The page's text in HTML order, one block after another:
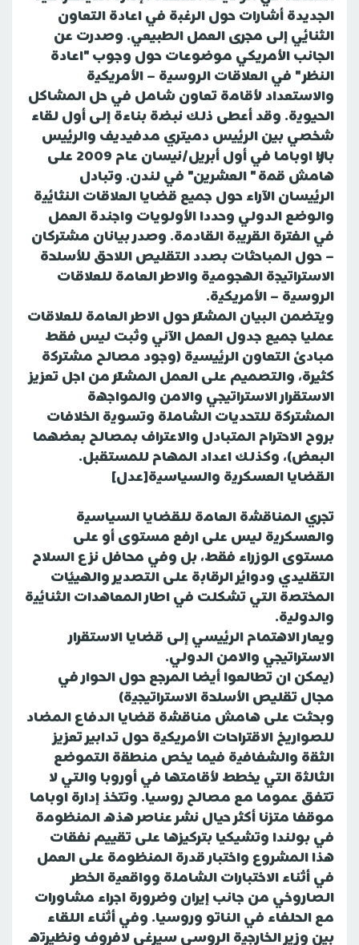
الجديدة أشارات حول الرغبة في اعادة التعاون
الثنائي إلى مجرى العمل الطبيعي. وصدرت عن
الجانب الأمريكي موضوعات حول وجوب "اعادة
النظر " في العلاقات الروسية – الأمريكية
والاستعداد لأقامة تعاون شامل في حل المشاكل
الحيوية. وقد أعطى ذلك نبضة بناءة إلى أول لقاء
شخصي بين الرئيس دميتري مدفيديف والرئيس
باراك اوباما في أول أبريل/نيسان عام 2009 على
هامش قمة " العشرين" في لندن. وتبادل
الرئيسان الآراء حول جميع قضايا العلاقات النثائية
والوضع الدولي وحددا الأولويات واجندة العمل
في الفترة القريبة القادمة. وصدر بيانان مشتركان
– حول المباحثات بصدد التقليص اللاحق للأسلحة
الاستراتيجة الهجومية والاطر العامة للعلاقات
الروسية – الأمريكية.
ويتضمن البيان المشترك حول الاطر العامة للعلاقات
عمليا جميع جدول العمل الآني وثبت ليس فقط
مبادئ التعاون الرئيسية (وجود مصالح مشتركة
كثيرة، والتصميم على العمل المشترك من اجل تعزيز
الاستقرار الاستراتيجي والامن والمواجهة
المشتركة للتحديات الشاملة وتسوية الخلافات
بروح الاحترام المتبادل والاعتراف بمصالح بعضهما
البعض)، وكذلك اعداد المهام للمستقبل.
القضايا العسكرية والسياسية[عدل]
تجري المناقشة العامة للقضايا السياسية
والعسكرية ليس على ارفع مستوى أو على
مستوى الوزراء فقط، بل وفي محافل نزع السلاح
التقليدي ودوائر الرقابة على التصدير والهيئات
المختصة التي تشكلت في اطار المعاهدات الثنائية
والدولية.
ويعار الاهتمام الرئيسي إلى قضايا الاستقرار
الاستراتيجي والامن الدولي.
(يمكن ان تطالعوا أيضا المرجع حول الحوار في
مجال تقليص الأسلحة الاستراتيجية)
وبحثت على هامش مناقشة قضايا الدفاع المضاد
للصواريخ الاقتراحات الأمريكية حول تدابير تعزيز
الثقة والشفافية فيما يخص منطقة التموضع
الثالثة التي يخطط لأقامتها في أوروبا والتي لا
تتفق عموما مع مصالح روسيا. وتتخذ إدارة اوباما
موقفا متزنا أكثر حيال نشر عناصر هذه المنظومة
في بولندا وتشيكيا بتركيزها على تقييم نفقات
هذا المشروع واختبار قدرة المنظومة على العمل
في أثناء الاختبارات الشاملة وواقعية الخطر
الصاروخي من جانب إيران وضرورة اجراء مشاورات
مع الحلفاء في الناتو وروسيا. وفي أثناء اللقاء
بين وزير الخارجية الروسي سيرغي لافروف ونظيرته